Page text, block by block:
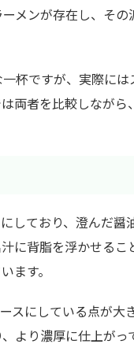
メンが存在し、その
杯ですが、実際には
両者を比較しなが
しており、澄んだ醤
に背脂を浮かせるこ
ます。
スにしている点が大
より濃厚に仕上がっ